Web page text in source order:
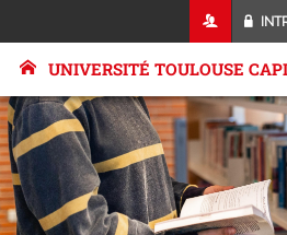
UNIVERSITÉ TOULOUSE